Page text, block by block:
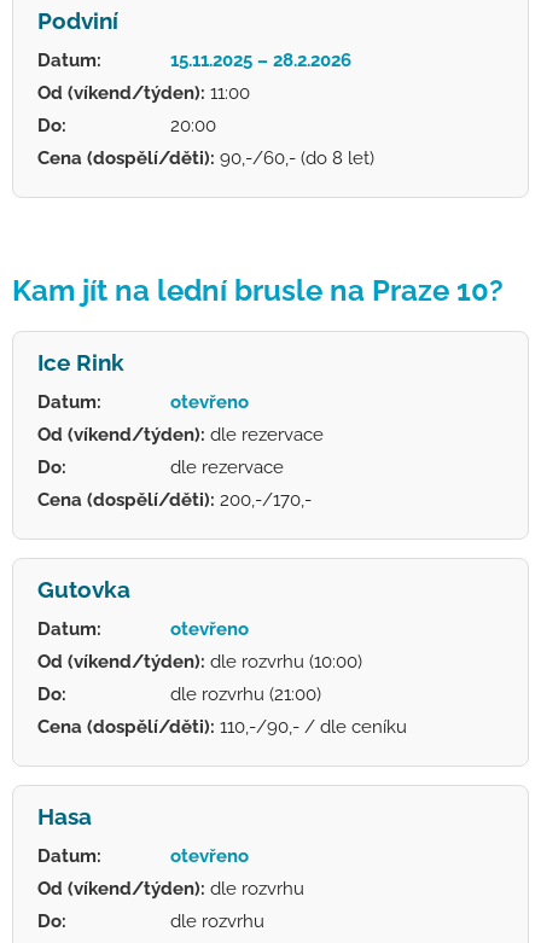
Podviní
Datum:
15.11.2025 – 28.2.2026
Od (víkend/týden): 11:00
Do:
20:00
Cena (dospělí/děti): 90,-/60,- (do 8 let)
Kam jít na lední brusle na Praze 10?
Ice Rink
Datum:
otevřeno
Od (víkend/týden): dle rezervace
Do:
dle rezervace
Cena (dospělí/děti): 200,-/170,-
Gutovka
Datum:
otevřeno
Od (víkend/týden): dle rozvrhu (10:00)
Do:
dle rozvrhu (21:00)
Cena (dospělí/děti): 110,-/90,- / dle ceníku
Hasa
Datum:
otevřeno
Od (víkend/týden): dle rozvrhu
Do:
dle rozvrhu